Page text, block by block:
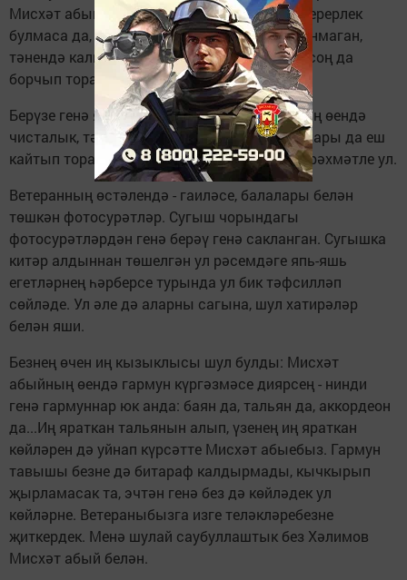
Мисхәт абый яшәү өчен. Яңадан сугышка керерлек
булмаса да, җиңә ул аны.Шул чагында алынмаган,
тәнендә калган бер мина ярчыгы 72 елдан соң да
борчып тора, ди ул.
Берүзе генә яшәсә дә, 94 яшьлек ветеранның өендә
чисталык, тәртип. Үзе дә тик тормый, балалары да еш
кайтып торалар, ярдәм итәләр. Аларга бик рәхмәтле ул.
Ветеранның өстәлендә - гаиләсе, балалары белән
төшкән фотосурәтләр. Сугыш чорындагы
фотосурәтләрдән генә берәү генә сакланган. Сугышка
китәр алдыннан төшелгән ул рәсемдәге япь-яшь
егетләрнең һәрберсе турында ул бик тәфсилләп
сөйләде. Ул әле дә аларны сагына, шул хатирәләр
белән яши.
Безнең өчен иң кызыклысы шул булды: Мисхәт
абыйның өендә гармун күргәзмәсе диярсең - нинди
генә гармуннар юк анда: баян да, тальян да, аккордеон
да...Иң яраткан тальянын алып, үзенең иң яраткан
көйләрен дә уйнап күрсәтте Мисхәт абыебыз. Гармун
тавышы безне дә битараф калдырмады, кычкырып
җырламасак та, эчтән генә без дә көйләдек ул
көйләрне. Ветераныбызга изге теләкләребезне
җиткердек. Менә шулай саубуллаштык без Хәлимов
Мисхәт абый белән.